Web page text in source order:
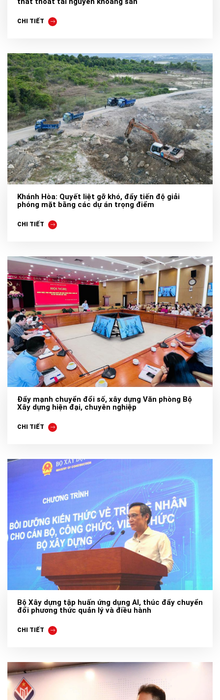
CHI TIẾT
Khánh Hòa: Quyết liệt gỡ khó, đẩy tiến độ giải
phóng mặt bằng các dự án trọng điểm
CHI TIẾT
Đẩy mạnh chuyển đổi số, xây dựng Văn phòng Bộ
Xây dựng hiện đại, chuyên nghiệp
CHI TIẾT
Bộ Xây dựng tập huấn ứng dụng AI, thúc đẩy chuyển
đổi phương thức quản lý và điều hành
CHI TIẾT